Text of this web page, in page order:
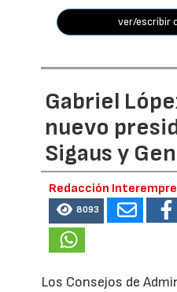
ver/escribir
Gabriel
nuevo
Sigaus y
Redacción
8093
Los Consejos de